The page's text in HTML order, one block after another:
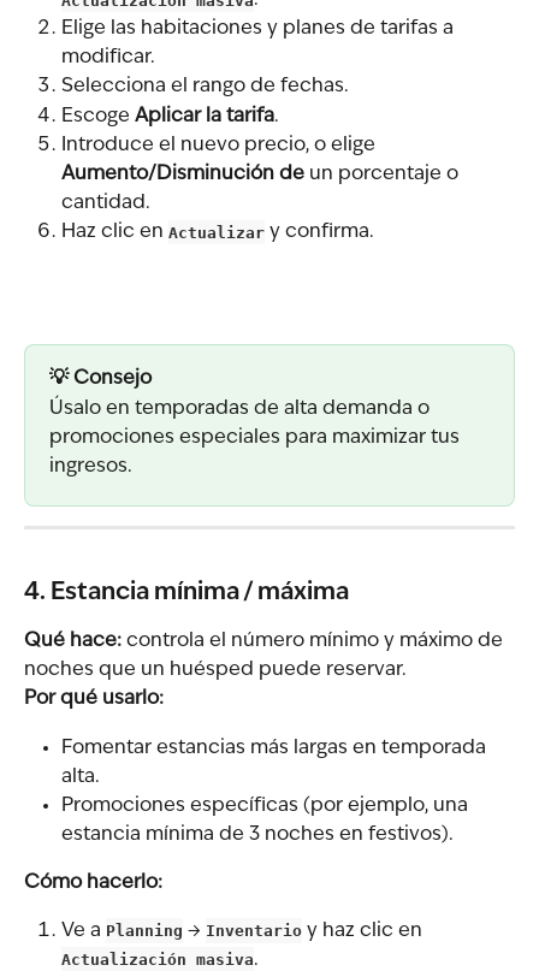
Elige las habitaciones y planes de tarifas a
modificar.
Selecciona el rango de fechas.
Escoge Aplicar la tarifa.
Introduce el nuevo precio, o elige
Aumento/Disminución de un porcentaje o
cantidad.
Haz clic en Actualizar y confirma.
💡 Consejo
Úsalo en temporadas de alta demanda o
promociones especiales para maximizar tus
ingresos.
4. Estancia mínima / máxima
Qué hace: controla el número mínimo y máximo de
noches que un huésped puede reservar.
Por qué usarlo:
Fomentar estancias más largas en temporada
alta.
Promociones específicas (por ejemplo, una
estancia mínima de 3 noches en festivos).
Cómo hacerlo:
Ve a Planning → Inventario y haz clic en
Actualización masiva.